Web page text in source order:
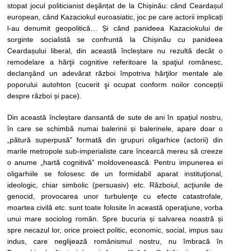
stopat jocul politicianist deşănțat de la Chișinău: când Ceardașul
european, când Kazaciokul euroasiatic, joc pe care actorii implicați
l-au denumit geopolitică… Și când panideea Kazaciokului de
sorginte socialistă se confruntă la Chișinău cu panideea
Ceardașului liberal, din această încleștare nu rezultă decât o
remodelare a hărţii cognitive referitoare la spaţiul românesc,
declanşând un adevărat război împotriva hărţilor mentale ale
poporului autohton (cucerit şi ocupat conform noilor concepții
despre război și pace).
Din această încleștare dansantă de sute de ani în spațiul nostru,
în care se schimbă numai balerinii și balerinele, apare doar o
„pătură superpusă” formată din grupuri oligarhice (actorii) din
marile metropole sub-imperialiste care încearcă mereu să creeze
o anume „hartă cognitivă” moldovenească. Pentru impunerea ei
oligarhiile se folosesc de un formidabil aparat instituţional,
ideologic, chiar simbolic (persuasiv) etc. Războiul, acţiunile de
genocid, provocarea unor turbulenţe cu efecte catastrofale,
moartea civilă etc. sunt toate folosite în această operaţiune, vorba
unui mare sociolog român. Spre bucuria și salvarea noastră și
spre necazul lor, orice proiect politic, economic, social, impus sau
indus, care neglijează românismul nostru, nu îmbracă în